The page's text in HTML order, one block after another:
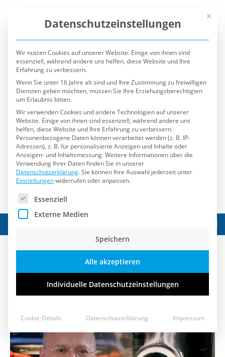
Kein Diesel ist illegal – Die AfD-
Dieselkampagne trifft den Nerv
12. Juni 2018
Mit
Datenschutzeinstellungen
Wir nutzen Cookies auf unserer Website. Einige von ihnen sind
essenziell, während andere uns helfen, diese Website und Ihre
Erfahrung zu verbessern.
Wenn Sie unter 16 Jahre alt sind und Ihre Zustimmung zu freiwilligen
Diensten geben möchten, müssen Sie Ihre Erziehungsberechtigten
um Erlaubnis bitten.
Wir verwenden Cookies und andere Technologien auf unserer
Website. Einige von ihnen sind essenziell, während andere uns
helfen, diese Website und Ihre Erfahrung zu verbessern.
Personenbezogene Daten können verarbeitet werden (z. B. IP-
Adressen), z. B. für personalisierte Anzeigen und Inhalte oder
Anzeigen- und Inhaltsmessung.Weitere Informationen über die
Verwendung Ihrer Daten finden Sie in unserer
Datenschutzerklärung.Sie können Ihre Auswahl jederzeit unter
Einstellungenwiderrufen oder anpassen.
Es folgt eine Liste der Service-Gruppen, für die eine
Essenziell
Externe Medien
Speichern
Alle akzeptieren
Individuelle Datenschutzeinstellungen
Cookie-Details Datenschutzerklärung Impressum